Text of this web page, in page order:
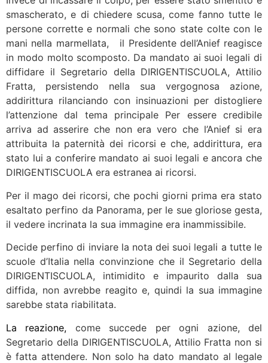
smascherato, e di chiedere scusa, come fanno tutte le
persone corrette e normali che sono state colte con le
mani nella marmellata, il Presidente dell’Anief reagisce
in modo molto scomposto. Da mandato ai suoi legali di
diffidare il Segretario della DIRIGENTISCUOLA, Attilio
Fratta, persistendo nella sua vergognosa azione,
addirittura rilanciando con insinuazioni per distogliere
l’attenzione dal tema principale Per essere credibile
arriva ad asserire che non era vero che l’Anief si era
attribuita la paternità dei ricorsi e che, addirittura, era
stato lui a conferire mandato ai suoi legali e ancora che
DIRIGENTISCUOLA era estranea ai ricorsi.
Per il mago dei ricorsi, che pochi giorni prima era stato
esaltato perfino da Panorama, per le sue gloriose gesta,
il vedere incrinata la sua immagine era inammissibile.
Decide perfino di inviare la nota dei suoi legali a tutte le
scuole d’Italia nella convinzione che il Segretario della
DIRIGENTISCUOLA, intimidito e impaurito dalla sua
diffida, non avrebbe reagito e, quindi la sua immagine
sarebbe stata riabilitata.
La reazione, come succede per ogni azione, del
Segretario della DIRIGENTISCUOLA, Attilio Fratta non si
è fatta attendere. Non solo ha dato mandato al legale